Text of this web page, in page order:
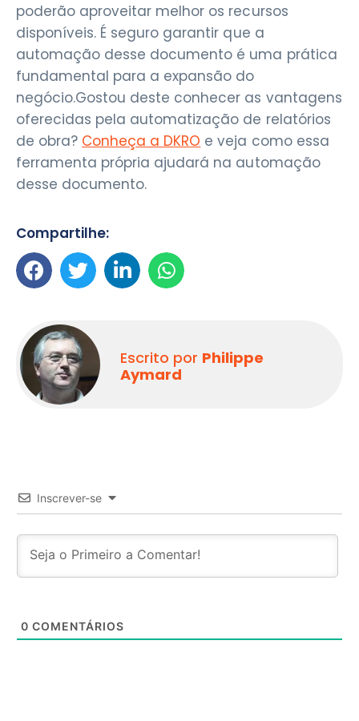
poderão aproveitar melhor os recursos
disponíveis. É seguro garantir que a
automação desse documento é uma prática
fundamental para a expansão do
negócio.Gostou deste conhecer as vantagens
oferecidas pela automatização de relatórios
de obra? Conheça a DKRO e veja como essa
ferramenta própria ajudará na automação
desse documento.
Compartilhe:
Escrito por Philippe
Aymard
Inscrever-se
0 COMENTÁRIOS